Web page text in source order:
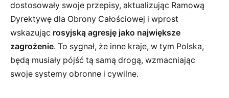
dostosowały swoje przepisy, aktualizując Ramową
Dyrektywę dla Obrony Całościowej i wprost
wskazując rosyjską agresję jako największe
zagrożenie. To sygnał, że inne kraje, w tym Polska,
będą musiały pójść tą samą drogą, wzmacniając
swoje systemy obronne i cywilne.